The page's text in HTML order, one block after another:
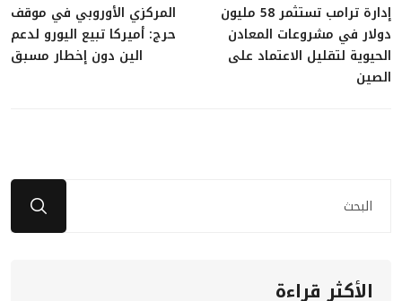
إدارة ترامب تستثمر 58 مليون
دولار في مشروعات المعادن
الحيوية لتقليل الاعتماد على
الصين
المركزي الأوروبي في موقف
حرج: أميركا تبيع اليورو لدعم
الين دون إخطار مسبق
الأكثر قراءة